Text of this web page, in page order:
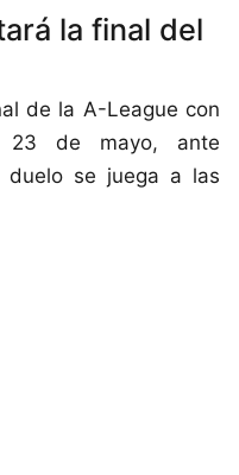
la final del
de la A-League con
23 de mayo, ante
duelo se juega a las